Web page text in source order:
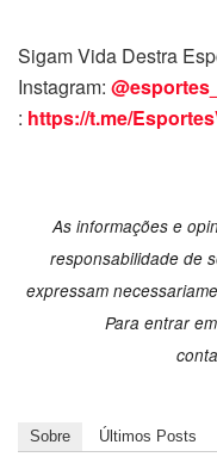
Sigam Vida Destra
Instagram:
: https://t.me/
As informações e
responsabilidade de
expressam
Para entrar
Sobre Últimos Posts